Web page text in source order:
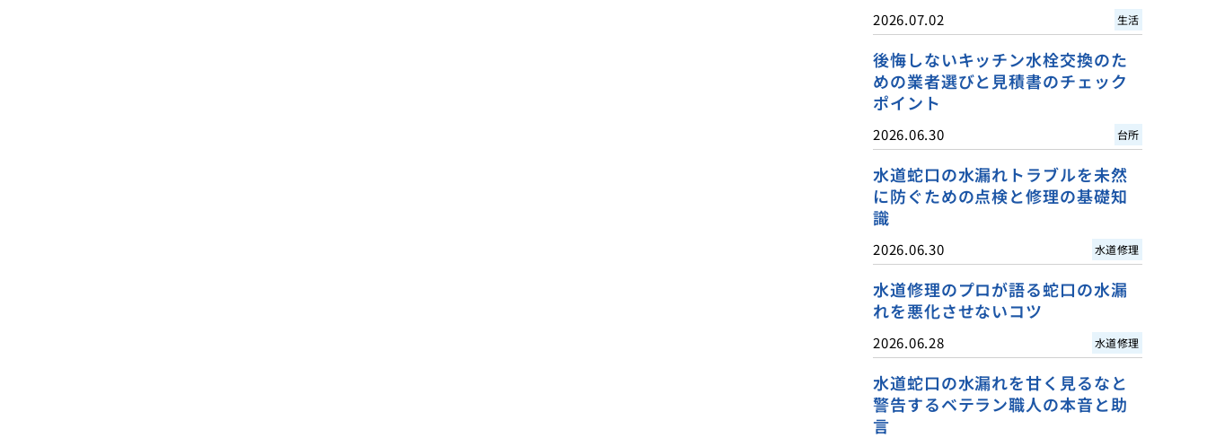
2026.07.02 生活
後悔しないキッチン水栓交換のた
めの業者選びと見積書のチェック
ポイント
2026.06.30 台所
水道蛇口の水漏れトラブルを未然
に防ぐための点検と修理の基礎知
識
2026.06.30 水道修理
水道修理のプロが語る蛇口の水漏
れを悪化させないコツ
2026.06.28 水道修理
水道蛇口の水漏れを甘く見るなと
警告するベテラン職人の本音と助
言